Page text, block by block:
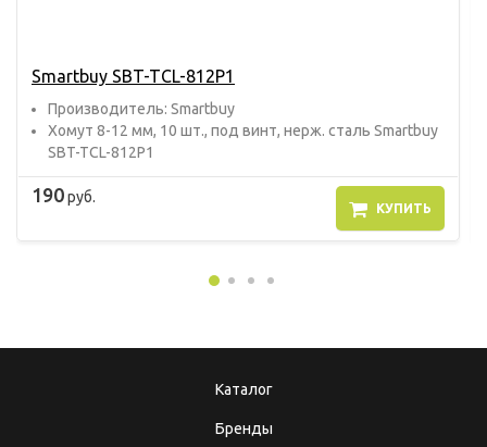
Smartbuy SBT-TCL-812P1
Прoизвoдитель: Smartbuy
Хомут 8-12 мм, 10 шт., под винт, нерж. сталь Smartbuy
SBT-TCL-812P1
190руб.
КУПИТЬ
Каталог
Бренды